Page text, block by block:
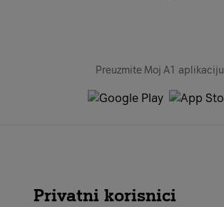
Preuzmite Moj A1 aplikaciju
Privatni korisnici